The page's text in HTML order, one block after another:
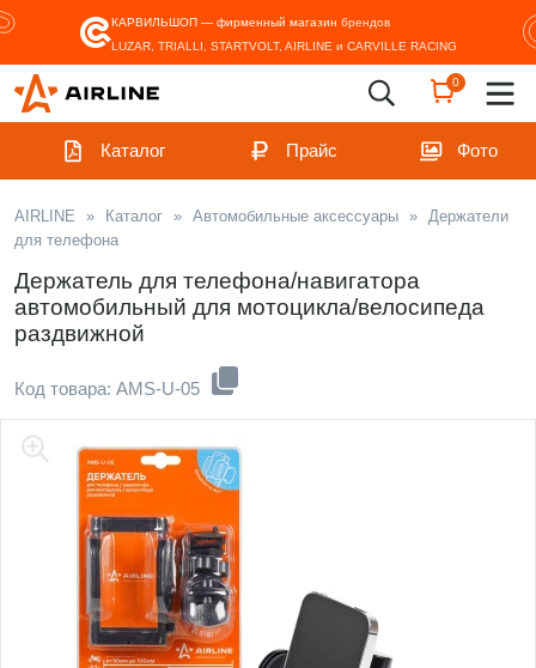
КАРВИЛЬШОП — фирменный магазин брендов
LUZAR, TRIALLI, STARTVOLT, AIRLINE и CARVILLE RACING
0
Каталог Прайс Фото
AIRLINE » Каталог » Автомобильные аксессуары » Держатели
для телефона
Держатель для телефона/навигатора
автомобильный для мотоцикла/велосипеда
раздвижной
Код товара: AMS-U-05